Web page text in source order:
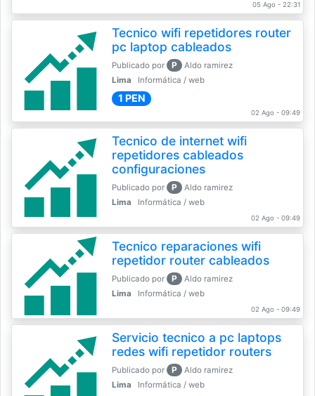
05 Ago - 22:31
Tecnico wifi repetidores router
pc laptop cableados
Publicado por P
Aldo ramirez
Lima
Informática / web
1 PEN
02 Ago - 09:49
Tecnico de internet wifi
repetidores cableados
configuraciones
Publicado por P
Aldo ramirez
Lima
Informática / web
02 Ago - 09:49
Tecnico reparaciones wifi
repetidor router cableados
Publicado por P
Aldo ramirez
Lima
Informática / web
02 Ago - 09:49
Servicio tecnico a pc laptops
redes wifi repetidor routers
Publicado por P
Aldo ramirez
Lima
Informática / web